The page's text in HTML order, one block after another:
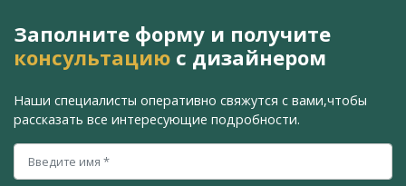
Заполните форму и получите
консультацию с дизайнером
Наши специалисты оперативно свяжутся с вами,чтобы
рассказать все интересующие подробности.